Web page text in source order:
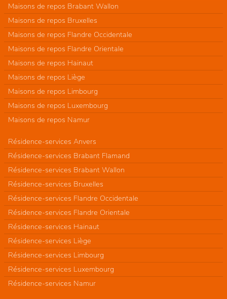
Maisons de repos Brabant Wallon
Maisons de repos Bruxelles
Maisons de repos Flandre Occidentale
Maisons de repos Flandre Orientale
Maisons de repos Hainaut
Maisons de repos Liège
Maisons de repos Limbourg
Maisons de repos Luxembourg
Maisons de repos Namur
Résidence-services Anvers
Résidence-services Brabant Flamand
Résidence-services Brabant Wallon
Résidence-services Bruxelles
Résidence-services Flandre Occidentale
Résidence-services Flandre Orientale
Résidence-services Hainaut
Résidence-services Liège
Résidence-services Limbourg
Résidence-services Luxembourg
Résidence-services Namur